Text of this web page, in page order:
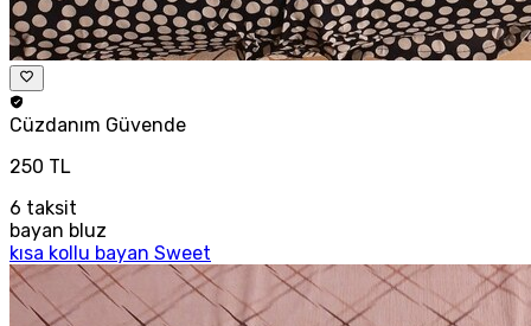
Cüzdanım Güvende
250 TL
6 taksit
bayan bluz
kısa kollu bayan Sweet